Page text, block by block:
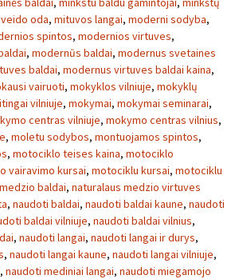
oda, mituvos langai, moderni sodyba,
spintos, modernios virtuves,
, modernūs baldai, modernus svetaines
baldai, modernus virtuves baldai kaina,
vairuoti, mokyklos vilniuje, mokyklų
vilniuje, mokymai, mokymai seminarai,
centras vilniuje, mokymo centras vilnius,
, moletu sodybos, montuojamos spintos,
, motociklo teises kaina, motociklo
vairavimo kursai, motociklu kursai, motociklu
baldai, naturalaus medzio virtuves
, naudoti baldai, naudoti baldai kaune, naudoti
baldai vilniuje, naudoti baldai vilnius,
, naudoti langai, naudoti langai ir durys,
, naudoti langai kaune, naudoti langai vilniuje,
, naudoti mediniai langai, naudoti miegamojo